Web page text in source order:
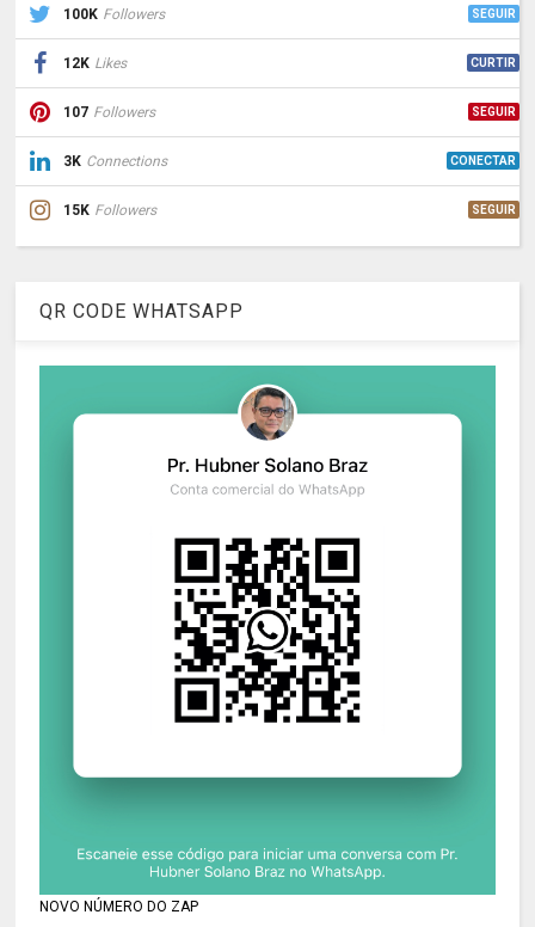
100K Followers SEGUIR
12K Likes CURTIR
107 Followers SEGUIR
3K Connections CONECTAR
15K Followers SEGUIR
QR CODE WHATSAPP
NOVO NÚMERO DO ZAP